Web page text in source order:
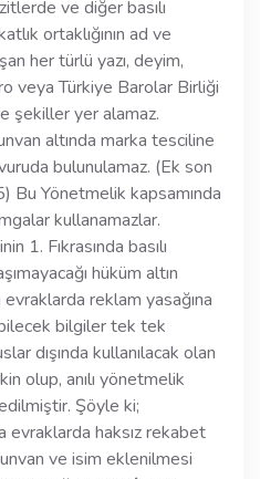
ve diğer basılı
ortaklığının ad ve
her türlü yazı, deyim,
veya Türkiye Barolar Birliği
şekiller yer alamaz.
altında marka tesciline
bulunulamaz. (Ek son
Yönetmelik kapsamında
kullanamazlar.
1. Fıkrasında basılı
hüküm altın
evraklarda reklam yasağına
bilgiler tek tek
dışında kullanılacak olan
olup, anılı yönetmelik
Şöyle ki;
evraklarda haksız rekabet
ve isim eklenilmesi